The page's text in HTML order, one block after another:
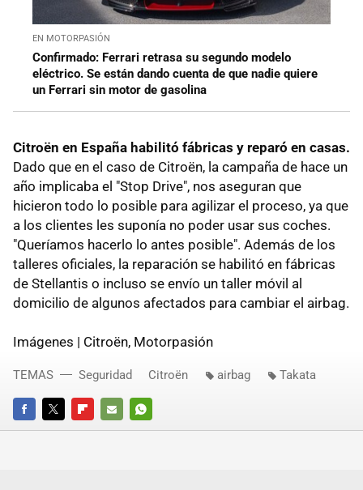
EN MOTORPASIÓN
Confirmado: Ferrari retrasa su segundo modelo
eléctrico. Se están dando cuenta de que nadie quiere
un Ferrari sin motor de gasolina
Citroën en España habilitó fábricas y reparó en casas.
Dado que en el caso de Citroën, la campaña de hace un
año implicaba el "Stop Drive", nos aseguran que
hicieron todo lo posible para agilizar el proceso, ya que
a los clientes les suponía no poder usar sus coches.
"Queríamos hacerlo lo antes posible". Además de los
talleres oficiales, la reparación se habilitó en fábricas
de Stellantis o incluso se envío un taller móvil al
domicilio de algunos afectados para cambiar el airbag.
Imágenes | Citroën, Motorpasión
FACEBOOKTWITTERFLIPBOARD
E-
WHATSAPP
TEMAS Seguridad Citroën airbag Takata